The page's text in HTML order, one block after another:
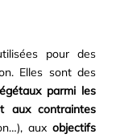
pour des
Elles sont des
parmi les
aux contraintes
auxobjectifs